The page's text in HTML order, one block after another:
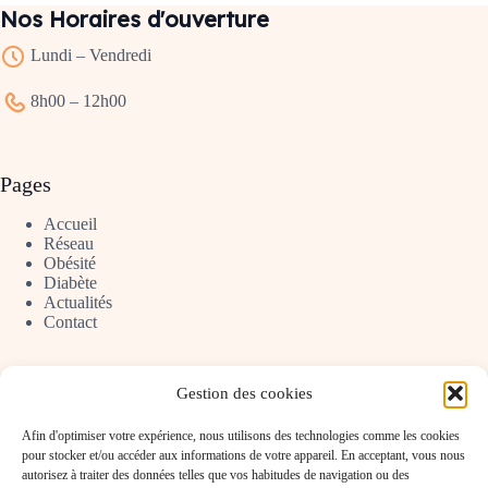
Gestion des cookies
Afin d'optimiser votre expérience, nous utilisons des technologies comme les cookies
pour stocker et/ou accéder aux informations de votre appareil. En acceptant, vous nous
autorisez à traiter des données telles que vos habitudes de navigation ou des
Nos Horaires d'ouverture
Lundi – Vendredi
8h00 – 12h00
Pages
Accueil
Réseau
Obésité
Diabète
Actualités
Contact
Obésité Pro
Diabète Pro